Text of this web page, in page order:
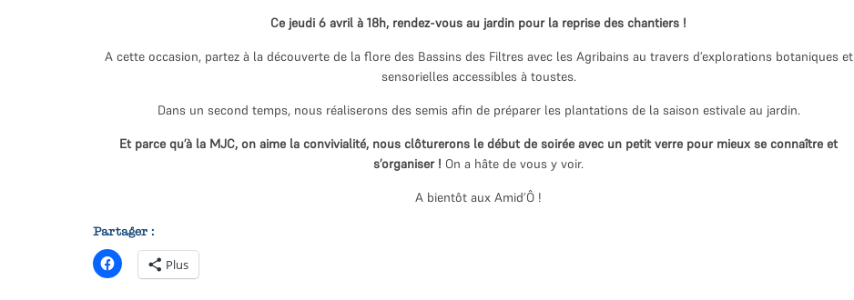
Ce jeudi 6 avril à 18h, rendez-vous au jardin pour la reprise des chantiers !
A cette occasion, partez à la découverte de la flore des Bassins des Filtres avec les Agribains au travers d’explorations botaniques et
sensorielles accessibles à toustes.
Dans un second temps, nous réaliserons des semis afin de préparer les plantations de la saison estivale au jardin.
Et parce qu’à la MJC, on aime la convivialité, nous clôturerons le début de soirée avec un petit verre pour mieux se connaître et
s’organiser ! On a hâte de vous y voir.
A bientôt aux Amid’Ô !
Partager :
Plus